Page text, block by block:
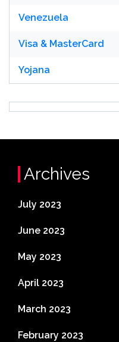
Venezuela
Visa & MasterCard
Yojana
Archives
July 2023
June 2023
May 2023
April 2023
March 2023
February 2023